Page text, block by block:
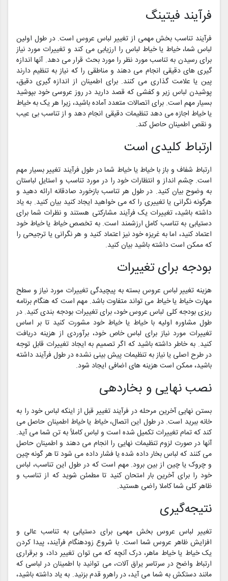
فرآیند فیتینگ
فرآیند تناسب بخش مهمی از تغییر لباس عروس است. در طول اولین
لباس شما، خیاط یا خیاط لباس را ارزیابی می کند و تغییرات مورد نیاز
برای رسیدن به تناسب مورد نظر را مورد بحث قرار می دهد. آنها اندازه
گیری های دقیقی انجام می دهند و مناطقی را که نیاز به تنظیم دارند
پین یا علامت گذاری می کنند. برای اطمینان از اندازه گیری دقیق،
پوشیدن لباس زیر و کفشی که قصد دارید در روز عروسی خود بپوشید
بسیار مهم است. برای اتصالات متعدد آماده باشید، زیرا هر یک به خیاط
یا خیاط اجازه می دهد تنظیمات دقیقی انجام دهد و از تناسب بی عیب
و نقص اطمینان حاصل کند.
ارتباط کلیدی است
ارتباط شفاف و باز با خیاط یا خیاط شما در طول فرآیند تغییر بسیار مهم
است. چشم انداز و انتظارات خود را در مورد تناسب و استایل لباستان
به وضوح بیان کنید. در طول هر تناسب بازخورد صادقانه ارائه دهید و
هرگونه نگرانی یا تغییری را که می خواهید ایجاد کنید بیان کنید. به یاد
داشته باشید، تغییرات یک فرآیند مشارکتی هستند و نظرات شما برای
دستیابی به تناسب کامل ارزشمند است. به تخصص خیاط یا خیاط خود
اعتماد کنید، اما به غریزه خود نیز اعتماد کنید و هر نگرانی یا ترجیحی را
که ممکن است داشته باشید بیان کنید.
بودجه برای تغییرات
هزینه تغییر لباس عروس بسته به پیچیدگی تغییرات مورد نیاز و سطح
مهارت خیاط یا خیاط می تواند متفاوت باشد. مهم است که هنگام برنامه
ریزی بودجه کلی لباس عروس خود، برای تغییرات بودجه بندی کنید. در
طول مشاوره اولیه با خیاط یا خیاط خود مشورت کنید تا بر اساس
تغییرات مورد نیاز برای لباس خاص خود، برآوردی از هزینه دریافت
کنید. به خاطر داشته باشید که اگر تصمیم به ایجاد تغییرات قابل توجه
در طرح اصلی یا نیاز به تنظیمات پیش بینی نشده در طول فرآیند داشته
باشید، ممکن است هزینه های اضافی ایجاد شود.
نصب نهایی و بخاردهی
بستن نهایی آخرین مرحله در فرآیند تغییر قبل از اینکه لباس خود را به
خانه ببرید است. در طول این اتصال، خیاط یا خیاط اطمینان حاصل می
کند که تمام تغییرات تکمیل شده است و لباس کاملاً به تن شما می آید.
آنها در صورت لزوم تنظیمات نهایی را انجام می دهند و اطمینان حاصل
می کنند که لباس بخار داده شده یا فشار داده می شود تا هر گونه چین
و چروک یا چین از بین برود. مهم است که در طول این تناسب، لباس
خود را برای آخرین بار امتحان کنید تا مطمئن شوید که از تناسب و
ظاهر کلی شما کاملا راضی هستید.
نتیجه‌گیری
تغییر لباس عروس بخش مهمی برای دستیابی به تناسب عالی و
افزایش ظاهر عروس شما است. با شروع زودهنگام فرآیند، پیدا کردن
یک خیاط یا خیاط ماهر، درک آنچه که می توان تغییر داد، و برقراری
ارتباط واضح در سرتاسر یراق آلات، می توانید با اطمینان در لباسی که
مانند دستکش به شما می آید، در راهرو قدم بزنید. به یاد داشته باشید،